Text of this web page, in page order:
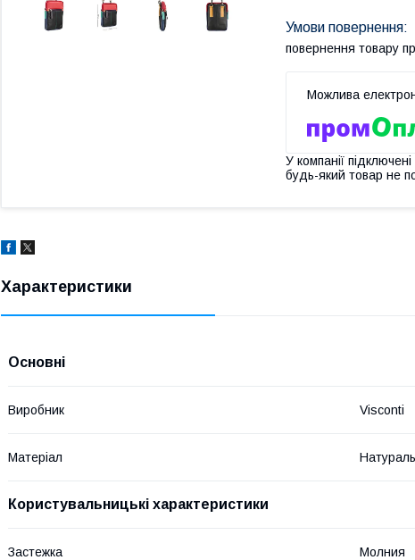
повернення товару
У компанії
будь-який товар не
Характеристики
Основні
Виробник Visconti
Матеріал
Користувальницькі характеристики
Застежка Молния